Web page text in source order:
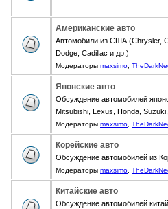
Американские авто
Автомобили из США (Chrysler,
Dodge, Cadillac и др.)
Модераторы maxsimo
Японские авто
Обсуждение автомобилей
Mitsubishi, Lexus, Honda,
Модераторы maxsimo
Корейские авто
Обсуждение автомобилей из
Модераторы maxsimo
Китайские авто
Обсуждение автомобилей